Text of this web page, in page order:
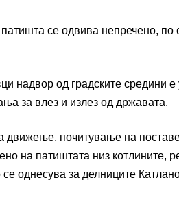
се одвива непречено,
надвор од градските средини
за влез и излез од државата.
почитување на
на патиштата низ котлините,
однесува за делниците